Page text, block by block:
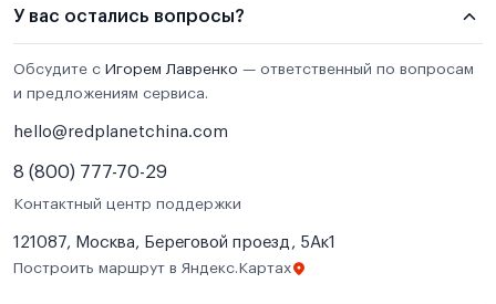
У вас остались вопросы?
Обсудите с Игорем Лавренко — ответственный по вопросам
и предложениям сервиса.
hello@redplanetchina.com
8 (800) 777-70-29
Контактный центр поддержки
121087, Москва, Береговой проезд, 5Ак1
Построить маршрут в Яндекс.Картах